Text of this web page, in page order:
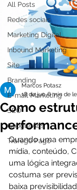
All Posts
Redes sociais
Marketing Digital
Inbound Marketing
Site
Branding
E-mail Marketing
SEO
Google Ads
Tráfego Pago
Como
Marcos Potasz
18 de jun.6 min de
Quando uma
mídia, conteúdo,
uma lógica
costuma ser
baixa